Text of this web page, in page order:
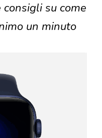
su come
un minuto